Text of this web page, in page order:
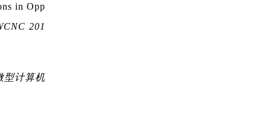
in Opp
201
型计算机